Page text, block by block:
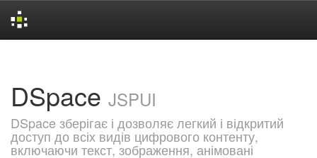
DSpace JSPUI
DSpace зберігає і дозволяє легкий і відкритий
доступ до всіх видів цифрового контенту,
включаючи текст, зображення, анімовані